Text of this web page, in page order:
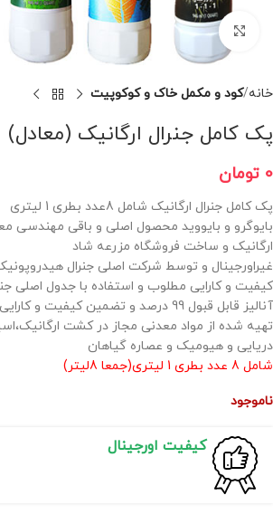
برای بزرگنمایی کلیک کنید
خانه کود و مکمل خاک و کوکوپیت
پک کامل جنرال ارگانیک (معادل)
0 تومان
پک کامل جنرال ارگانیک شامل 8عدد بطری 1 لیتری
بایوگرو و بایووید محصول اصلی و باقی مهندسی
ارگانیک و ساخت فروشگاه مزرعه شاد
غیراورجینال و توسط شرکت اصلی جنرال
کیفیت و کارایی مطلوب و استفاده با جدول اصلی
آنالیز قابل قبول 99 درصد و تضمین کیفیت و کارایی
تهیه شده از مواد معدنی مجاز در کشت
دریایی و هیومیک و عصاره گیاهان
شامل 8 عدد بطری 1 لیتری(جمعا 8لیتر)
ناموجود
کیفیت اورجینال